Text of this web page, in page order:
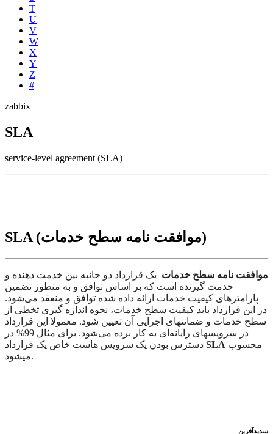
T
U
V
W
X
Y
Z
#
zabbix
SLA
service-level agreement (SLA)
SLA (موافقت نامه سطح خدمات)
موافقت نامه سطح خدمات یک قرارداد دو جانبه بین خدمت دهنده و
خدمت گیرنده است که بر اساس توافق و به منظور تضمین
پارامترهای کیفیت خدمات ارائه داده شده توافق و منعقد می‌شود.
در این قرارداد باید کیفیت سطح خدمات، نحوه اندازه گیری تخطی از
سطح خدمات و ضمانتهای اجرایی آن تعیین شود. معمولا این قرارداد
در سرویسهای رایانه‌ای به کار برده می‌شود. برای مثال 99% در
SLA
میشود.
سدید‌آفرین